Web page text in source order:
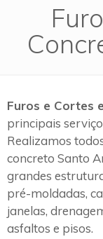
Furos e Cortes
principais
Realizamos
concreto Santo
grandes
pré-moldadas,
janelas,
asfaltos e pisos.